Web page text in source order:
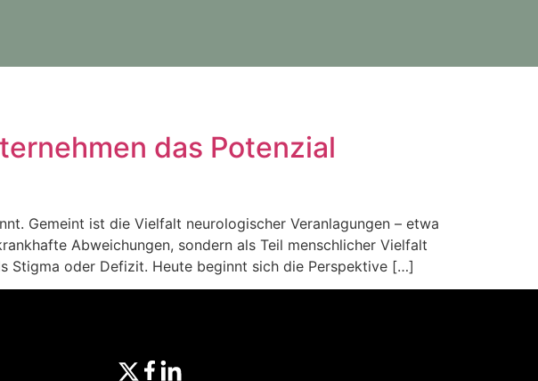
das Potenzial
Gemeint ist die Vielfalt neurologischer Veranlagungen – etwa
Abweichungen, sondern als Teil menschlicher Vielfalt
Stigma oder Defizit. Heute beginnt sich die Perspektive […]